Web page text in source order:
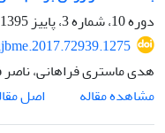
دوره 10، شماره 3، پاییز 1395، صفحه
هدی ماستری فراهانی، ناصر
مشاهده مقاله
اصل